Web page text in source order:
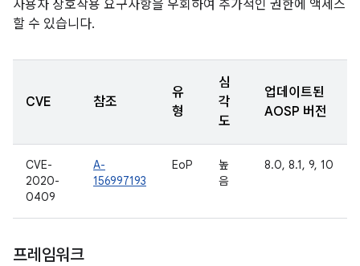
사용자 상호작용 요구사항을 우회하여 추가적인 권한에 액세스
할 수 있습니다.
CVE 참조
유
형
심
각
도
업데이트된
AOSP 버전
CVE-
2020-
0409
A-
156997193
EoP
높
음
8.0, 8.1, 9, 10
프레임워크